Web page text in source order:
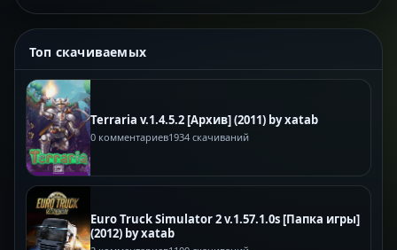
Топ скачиваемых
Terraria v.1.4.5.2 [Архив] (2011) by xatab
0 комментариев1934 скачиваний
Euro Truck Simulator 2 v.1.57.1.0s [Папка игры]
(2012) by xatab